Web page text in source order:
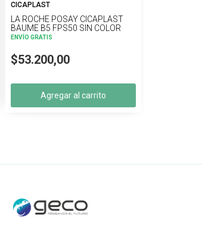
CICAPLAST
LA ROCHE POSAY CICAPLAST
BAUME B5 FPS50 SIN COLOR
ENVÍO GRATIS
$53.200,00
Agregar al carrito